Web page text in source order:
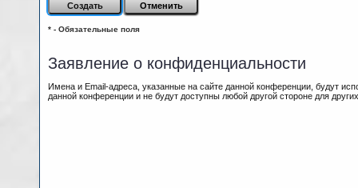
* - Обязательные поля
Заявление о конфиденциальности
Имена и Email-адреса, указанные на сайте данной конференции, будут
данной конференции и не будут доступны любой другой стороне для